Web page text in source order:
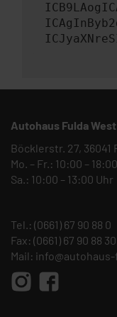
Autohaus Fulda West
Böcklerstr. 27, 36041
Mo. – Fr.: 10:00 –
Sa.: 10:00 – 13:00 Uhr
Tel.: (0661) 67 90 88 0
Fax: (0661) 67 90 88 30
Mail: